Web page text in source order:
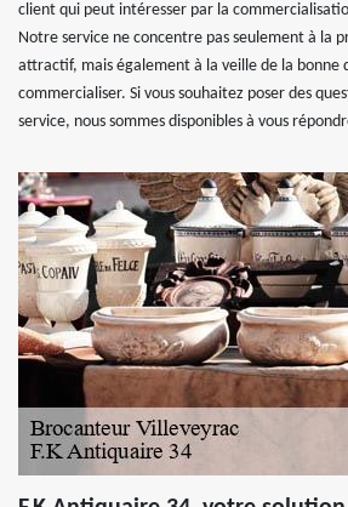
client qui peut intéresser par la
Notre service ne concentre pas seulement à la
attractif, mais également à la veille de la bonne
commercialiser. Si vous souhaitez poser des
service, nous sommes disponibles à vous